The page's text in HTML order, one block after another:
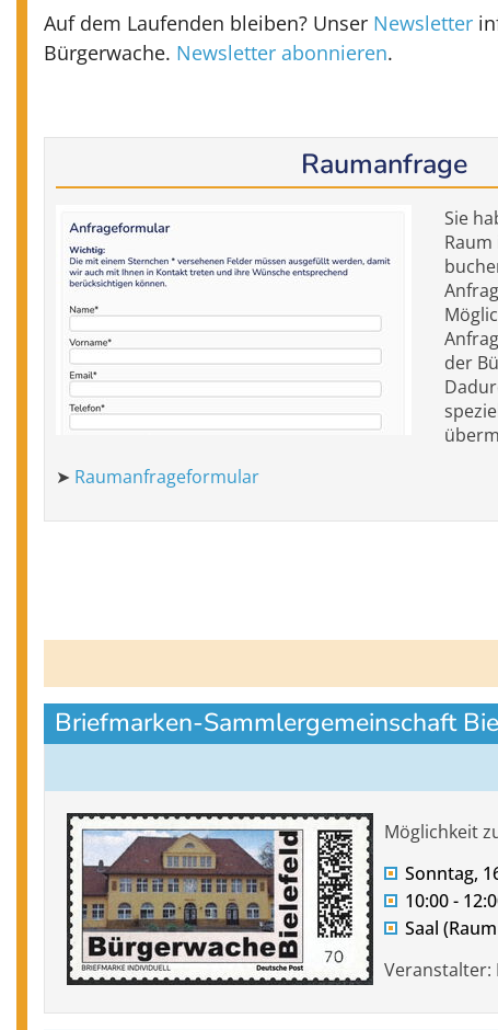
Auf dem Laufenden bleiben? Unser Newsletter
Bürgerwache. Newsletter abonnieren.
Raumanfrage
Sie
der
➤ Raumanfrageformular
Briefmarken-Sammlergemeinschaft
Möglichkeit
Sonntag,
10:00 -
Saal
Veranstalter: